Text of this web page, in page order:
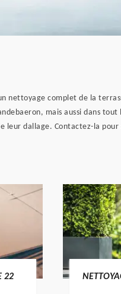
nettoyage complet de la
mais aussi dans tout
leur dallage. Contactez-la pour
22